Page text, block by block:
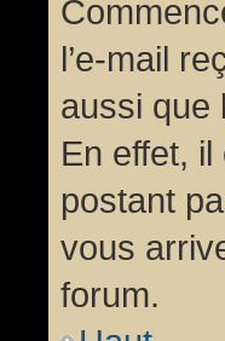
l’e-mail
aussi que
En effet,
postant
vous
forum.